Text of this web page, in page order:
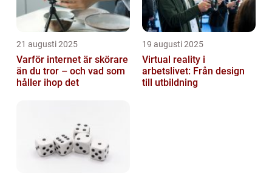
21 augusti 2025
Varför internet är skörare
än du tror – och vad som
håller ihop det
19 augusti 2025
Virtual reality i
arbetslivet: Från design
till utbildning